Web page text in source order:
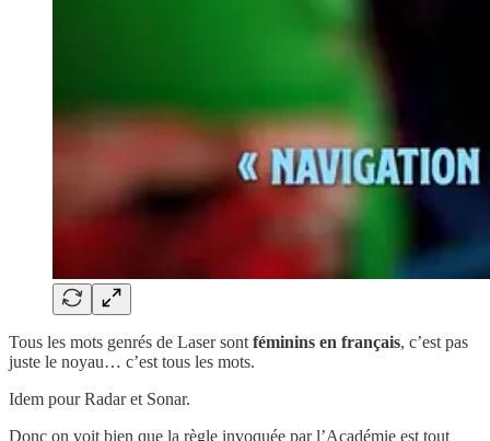
Tous les mots genrés de Laser sont féminins en français, c’est pas
juste le noyau… c’est tous les mots.
Idem pour Radar et Sonar.
Donc on voit bien que la règle invoquée par l’Académie est tout